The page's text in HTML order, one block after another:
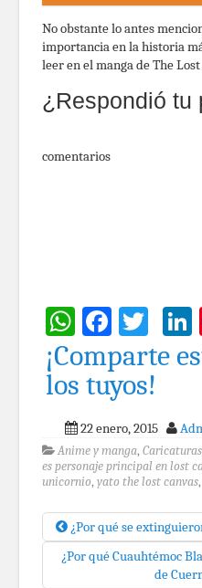
No obstante lo antes
importancia en la historia
leer en el manga de The Lost
¿Respondió tu
comentarios
WhatsApp
¡Comparte
los tuyos!
22 enero, 2015
Anime y manga, Caricaturas
es personaje principal en lost
unicornio, yato the lost canvas,
¿Por qué se
¿Por qué Cuauhtémoc
de